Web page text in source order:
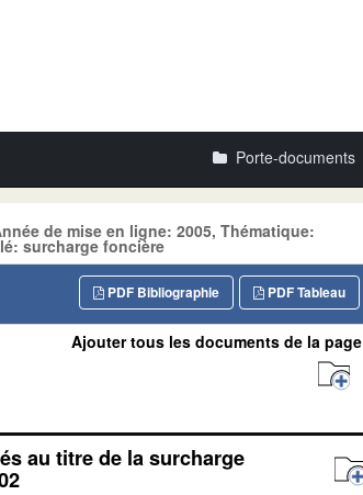
Porte-documents
de mise en ligne: 2005, Thématique:
surcharge foncière
PDF Tableau
PDF Bibliographie
Ajouter tous les documents de la page
au titre de la surcharge